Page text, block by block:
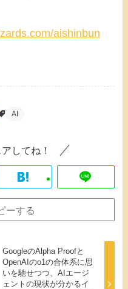
aishinbun
AI
してね！
ーする
GoogleのAlpha Proofと
OpenAIのo1の合体系に思
いを馳せつつ、AIエージ
ェントの現状が分かるイ